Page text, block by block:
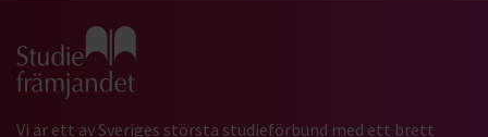
Gå till studiefrämjandets startsida
Vi är ett av Sveriges största studieförbund med ett brett